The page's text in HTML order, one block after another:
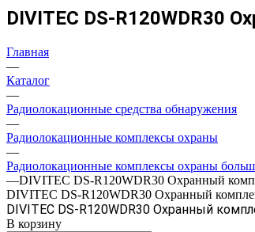
DIVITEC DS-R120WDR30
Главная
—
Каталог
—
Радиолокационные средства обнаружения
—
Радиолокационные комплексы охраны
—
Радиолокационные комплексы охраны
—DIVITEC DS-R120WDR30 Охранный
DIVITEC DS-R120WDR30 Охранный
DIVITEC DS-R120WDR30 Охранный
В корзину